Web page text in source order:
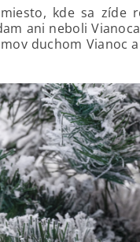
kde sa zíde
ani neboli
duchom Vianoc